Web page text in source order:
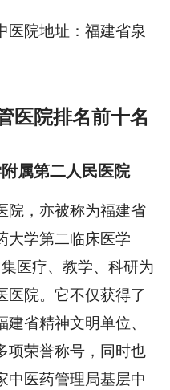
医院地址：福建省泉
医院排名前十名
属第二人民医院
院，亦被称为福建省
大学第二临床医学
医疗、教学、科研为
医院。它不仅获得了
省精神文明单位、
项荣誉称号，同时也
中医药管理局基层中